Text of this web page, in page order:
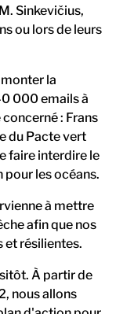
Sinkevičius,
ou lors de leurs
la
000 emails à
: Frans
du Pacte vert
faire interdire le
les océans.
à mettre
afin que nos
et résilientes.
À partir de
nous allons